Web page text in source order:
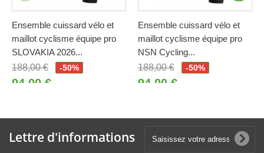
Ensemble cuissard vélo et
maillot cyclisme équipe pro
SLOVAKIA 2026...
188,00 €
-50%
94,00 €
Ensemble cuissard vélo et
maillot cyclisme équipe pro
NSN Cycling...
188,00 €
-50%
94,00 €
Lettre d'informations